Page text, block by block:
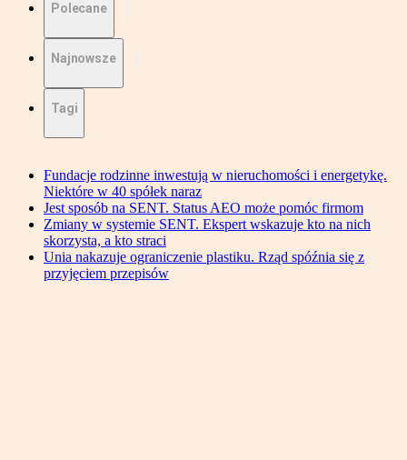
Polecane
Najnowsze
Tagi
Fundacje rodzinne inwestują w nieruchomości i energetykę.
Niektóre w 40 spółek naraz
Jest sposób na SENT. Status AEO może pomóc firmom
Zmiany w systemie SENT. Ekspert wskazuje kto na nich
skorzysta, a kto straci
Unia nakazuje ograniczenie plastiku. Rząd spóźnia się z
przyjęciem przepisów